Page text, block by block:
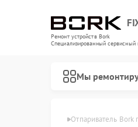
Ремонт устройств Bork
Специализированный cервисный
Мы
Bork в Волжском Отпариватель